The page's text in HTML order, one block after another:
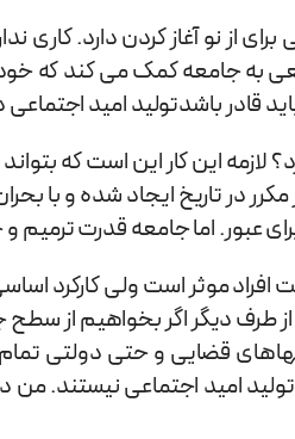
از نو آغاز کردن دارد. کاری
به جامعه کمک می کند که
قادر باشدتولید امید
لازمه این کار این است که
در تاریخ ایجاد شده و با
برای عبور. اما جامعه قدرت
موثر است ولی کارکرد
طرف دیگر اگر بخواهیم از
قضایی و حتی دولتی تمام
امید اجتماعی نیستند. من